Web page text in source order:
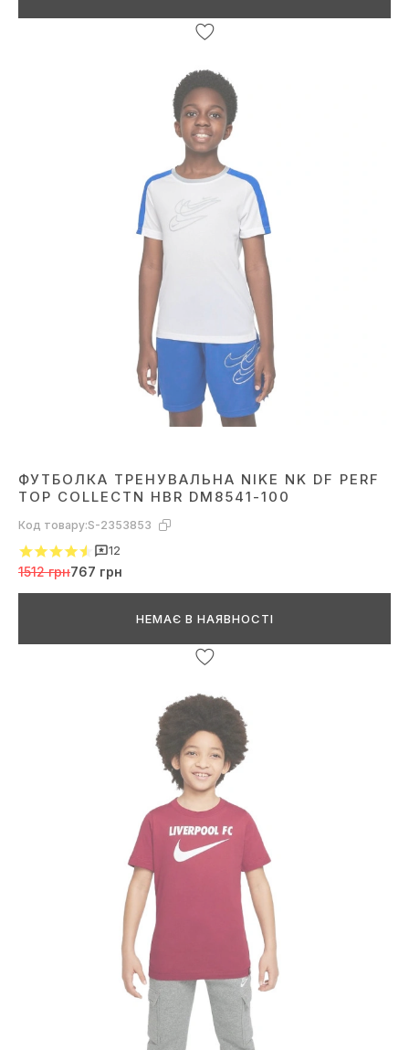
ФУТБОЛКА ТРЕНУВАЛЬНА NIKE NK DF PERF
TOP COLLECTN HBR DM8541-100
Код товару:S-2353853
12
1512 грн767 грн
НЕМАЄ В НАЯВНОСТІ